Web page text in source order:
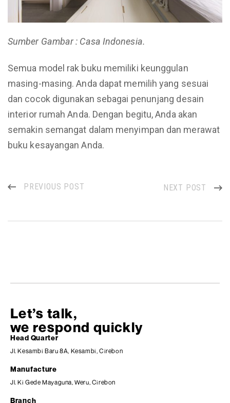
Sumber Gambar : Casa Indonesia.
Semua model rak buku memiliki keunggulan
masing-masing. Anda dapat memilih yang sesuai
dan cocok digunakan sebagai penunjang desain
interior rumah Anda. Dengan begitu, Anda akan
semakin semangat dalam menyimpan dan merawat
buku kesayangan Anda.
PREVIOUS POST NEXT POST
Let’s talk,
we respond quickly
Head Quarter
Jl. Kesambi Baru 8A, Kesambi, Cirebon
Manufacture
Jl. Ki Gede Mayaguna, Weru, Cirebon
Branch